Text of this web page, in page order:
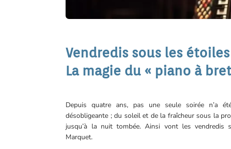
Vendredis sous les étoiles
La magie du « piano à
Depuis quatre ans, pas une seule soirée n’a
désobligeante ; du soleil et de la fraîcheur sous la
jusqu’à la nuit tombée. Ainsi vont les
Marquet.